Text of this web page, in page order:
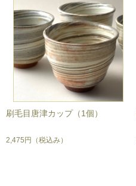
刷毛目唐津カップ（1個）
2,475円 （税込み）